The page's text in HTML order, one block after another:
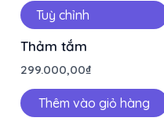
Tuỳ chỉnh
Thảm tắm
299.000,00₫
Thêm vào giỏ hàng